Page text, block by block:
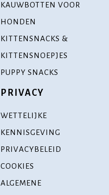
KAUWBOTTEN VOOR
HONDEN
KITTENSNACKS &
KITTENSNOEPJES
PUPPY SNACKS
PRIVACY
WETTELIJKE
KENNISGEVING
PRIVACYBELEID
COOKIES
ALGEMENE